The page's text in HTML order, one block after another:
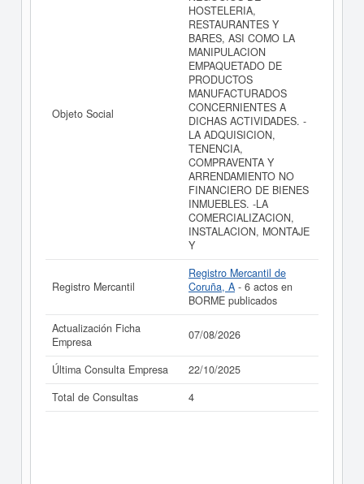
La última actualización del informe de empresa se ha
realizado el 07/08/2026.
Objeto Social
HOSTELERIA,
RESTAURANTES Y
BARES, ASI COMO LA
MANIPULACION
EMPAQUETADO DE
PRODUCTOS
MANUFACTURADOS
CONCERNIENTES A
DICHAS ACTIVIDADES. -
LA ADQUISICION,
TENENCIA,
COMPRAVENTA Y
ARRENDAMIENTO NO
FINANCIERO DE BIENES
INMUEBLES. -LA
COMERCIALIZACION,
INSTALACION, MONTAJE
Y
Registro Mercantil
Registro Mercantil de
Coruña, A - 6 actos en
BORME publicados
Actualización Ficha
Empresa
07/08/2026
Última Consulta Empresa
22/10/2025
Total de Consultas
4